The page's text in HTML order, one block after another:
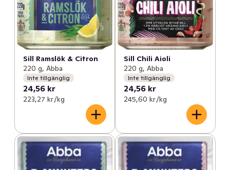
Sill Ramslök & Citron
220 g, Abba
Inte tillgänglig
24,56 kr
223,27 kr /kg
Sill Chili Aioli
220 g, Abba
Inte tillgänglig
24,56 kr
245,60 kr /kg